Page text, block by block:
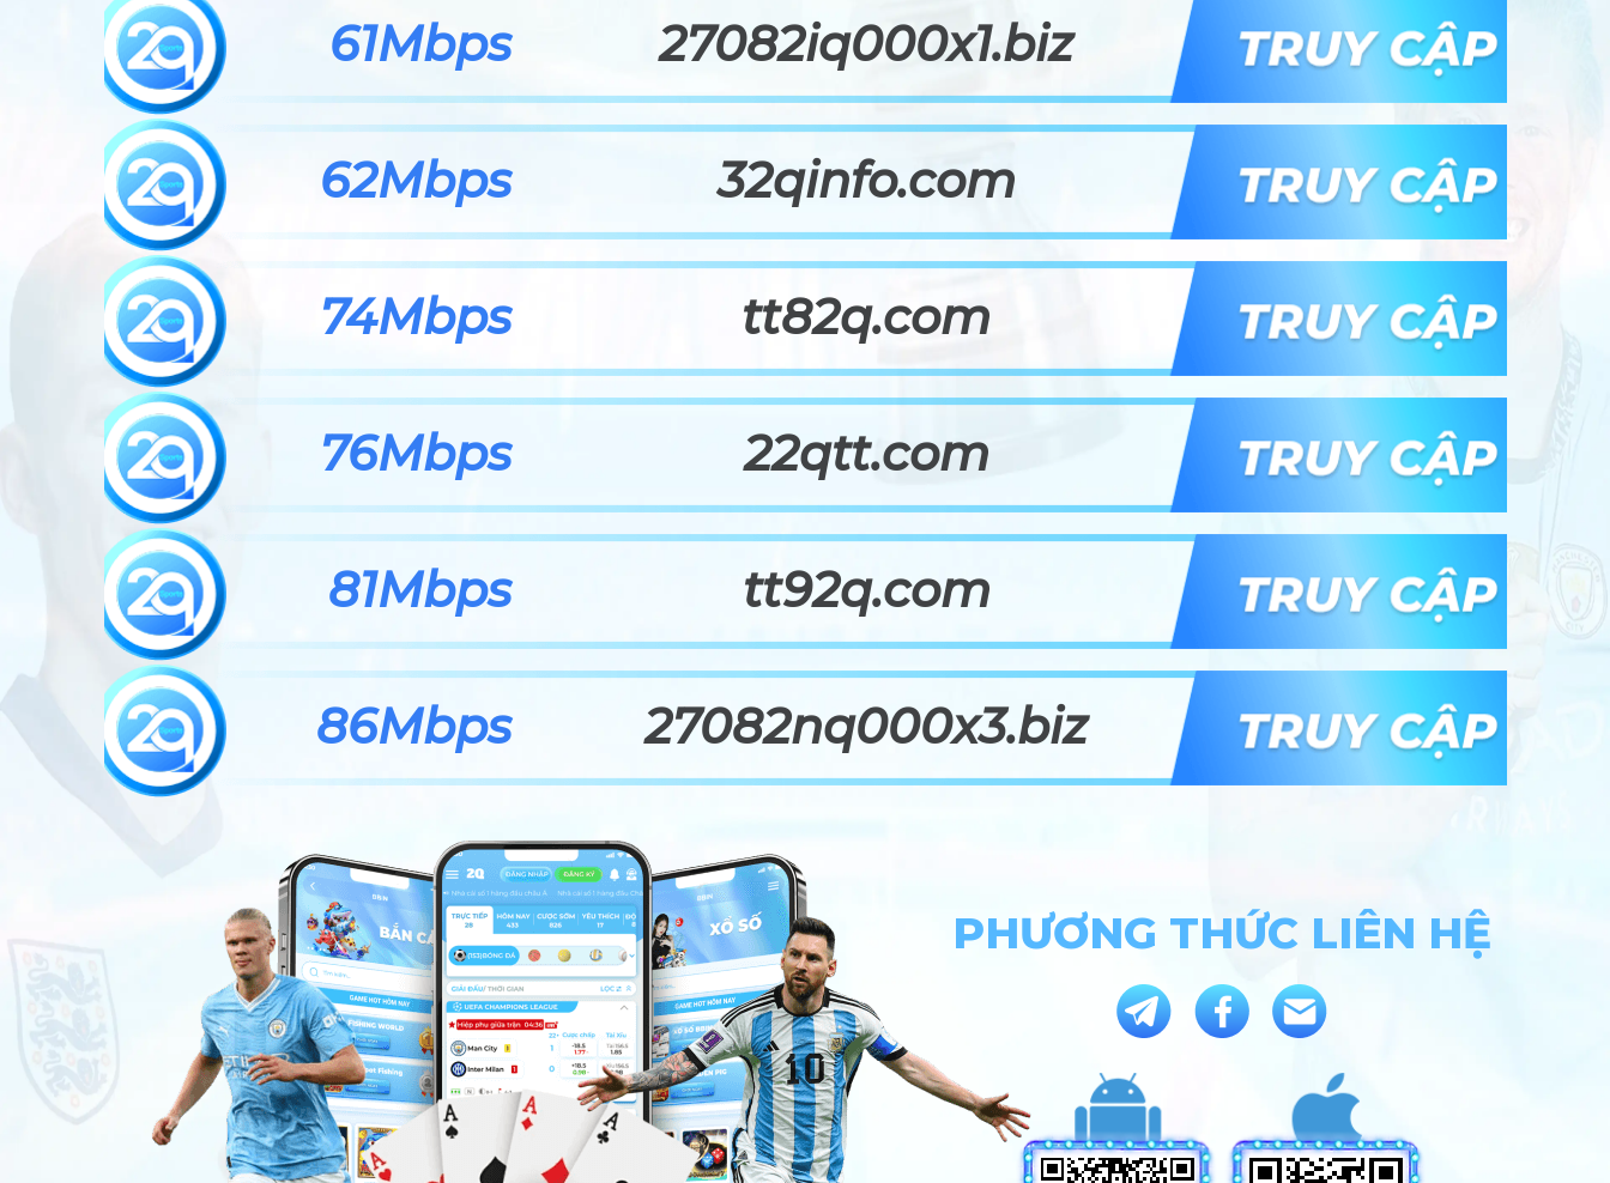
61Mbps 27082iq000x1.biz
62Mbps 32qinfo.com
74Mbps tt82q.com
76Mbps 22qtt.com
81Mbps tt92q.com
86Mbps 27082nq000x3.biz
PHƯƠNG THỨC LIÊN HỆ